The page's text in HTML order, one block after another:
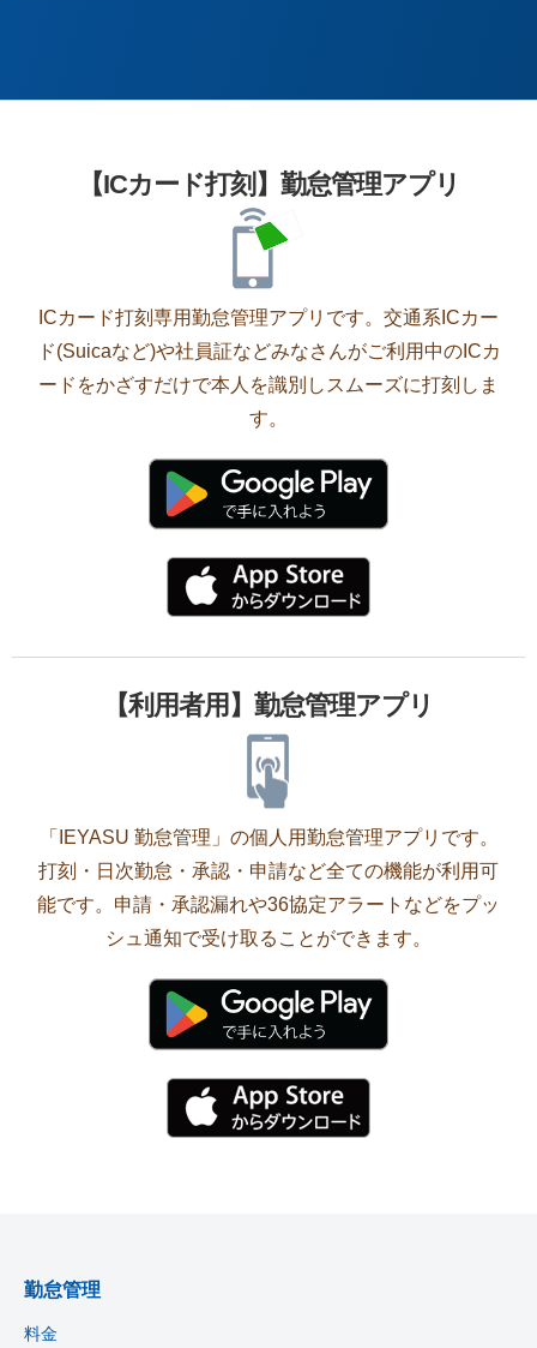
【ICカード打刻】勤怠管理アプリ
ICカード打刻専用勤怠管理アプリです。交通系ICカー
ド(Suicaなど)や社員証などみなさんがご利用中のICカ
ードをかざすだけで本人を識別しスムーズに打刻しま
す。
【利用者用】勤怠管理アプリ
「IEYASU 勤怠管理」の個人用勤怠管理アプリです。
打刻・日次勤怠・承認・申請など全ての機能が利用可
能です。申請・承認漏れや36協定アラートなどをプッ
シュ通知で受け取ることができます。
勤怠管理
料金